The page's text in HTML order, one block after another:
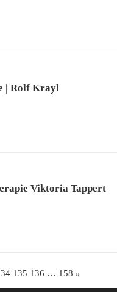
| Rolf Krayl
Viktoria Tappert
135 136 … 158 »